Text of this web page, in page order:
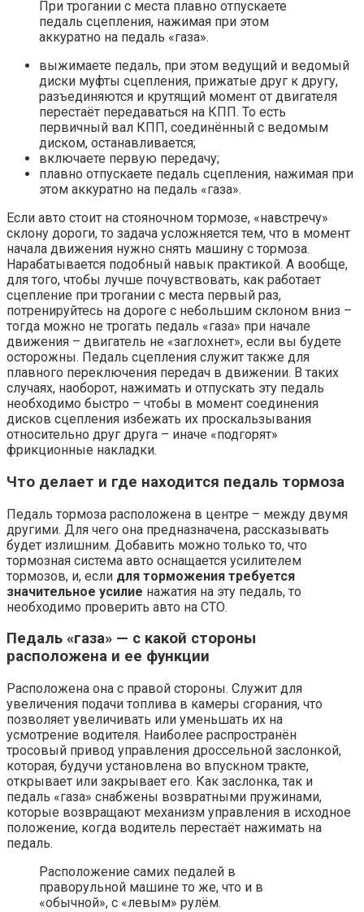
При трогании с места плавно отпускаете
педаль сцепления, нажимая при этом
аккуратно на педаль «газа».
выжимаете педаль, при этом ведущий и ведомый
диски муфты сцепления, прижатые друг к другу,
разъединяются и крутящий момент от двигателя
перестаёт передаваться на КПП. То есть
первичный вал КПП, соединённый с ведомым
диском, останавливается;
включаете первую передачу;
плавно отпускаете педаль сцепления, нажимая при
этом аккуратно на педаль «газа».
Если авто стоит на стояночном тормозе, «навстречу»
склону дороги, то задача усложняется тем, что в момент
начала движения нужно снять машину с тормоза.
Нарабатывается подобный навык практикой. А вообще,
для того, чтобы лучше почувствовать, как работает
сцепление при трогании с места первый раз,
потренируйтесь на дороге с небольшим склоном вниз –
тогда можно не трогать педаль «газа» при начале
движения – двигатель не «заглохнет», если вы будете
осторожны. Педаль сцепления служит также для
плавного переключения передач в движении. В таких
случаях, наоборот, нажимать и отпускать эту педаль
необходимо быстро – чтобы в момент соединения
дисков сцепления избежать их проскальзывания
относительно друг друга – иначе «подгорят»
фрикционные накладки.
Что делает и где находится педаль тормоза
Педаль тормоза расположена в центре – между двумя
другими. Для чего она предназначена, рассказывать
будет излишним. Добавить можно только то, что
тормозная система авто оснащается усилителем
тормозов, и, если для торможения требуется
значительное усилие нажатия на эту педаль, то
необходимо проверить авто на СТО.
Педаль «газа» — с какой стороны
расположена и ее функции
Расположена она с правой стороны. Служит для
увеличения подачи топлива в камеры сгорания, что
позволяет увеличивать или уменьшать их на
усмотрение водителя. Наиболее распространён
тросовый привод управления дроссельной заслонкой,
которая, будучи установлена во впускном тракте,
открывает или закрывает его. Как заслонка, так и
педаль «газа» снабжены возвратными пружинами,
которые возвращают механизм управления в исходное
положение, когда водитель перестаёт нажимать на
педаль.
Расположение самих педалей в
праворульной машине то же, что и в
«обычной», с «левым» рулём.